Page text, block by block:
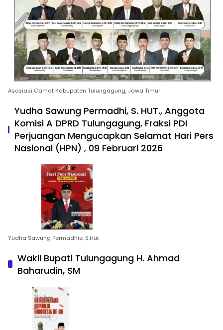
Asosiasi Camat Kabupaten Tulungagung, Jawa Timur
Yudha Sawung Permadhi, S. HUT., Anggota
Komisi A DPRD Tulungagung, Fraksi PDI
Perjuangan Mengucapkan Selamat Hari Pers
Nasional (HPN) , 09 Februari 2026
Yudha Sawung Permadhie, S.Hut
Wakil Bupati Tulungagung H. Ahmad
Baharudin, SM